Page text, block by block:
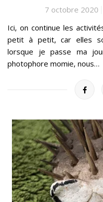
7 octobre 2020
Ici, on continue les
petit à petit, car elles
lorsque je passe ma
photophore momie, nous…